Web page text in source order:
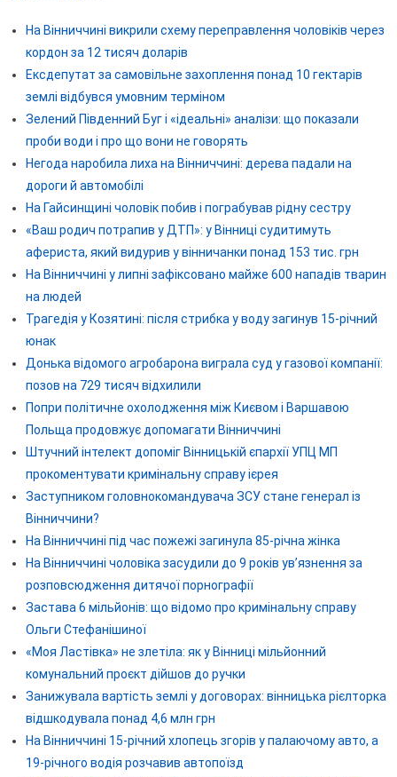
На Вінниччині викрили схему переправлення чоловіків через
кордон за 12 тисяч доларів
Ексдепутат за самовільне захоплення понад 10 гектарів
землі відбувся умовним терміном
Зелений Південний Буг і «ідеальні» аналізи: що показали
проби води і про що вони не говорять
Негода наробила лиха на Вінниччині: дерева падали на
дороги й автомобілі
На Гайсинщині чоловік побив і пограбував рідну сестру
«Ваш родич потрапив у ДТП»: у Вінниці судитимуть
афериста, який видурив у вінничанки понад 153 тис. грн
На Вінниччині у липні зафіксовано майже 600 нападів тварин
на людей
Трагедія у Козятині: після стрибка у воду загинув 15-річний
юнак
Донька відомого агробарона виграла суд у газової компанії:
позов на 729 тисяч відхилили
Попри політичне охолодження між Києвом і Варшавою
Польща продовжує допомагати Вінниччині
Штучний інтелект допоміг Вінницькій єпархії УПЦ МП
прокоментувати кримінальну справу ієрея
Заступником головнокомандувача ЗСУ стане генерал із
Вінниччини?
На Вінниччині під час пожежі загинула 85-річна жінка
На Вінниччині чоловіка засудили до 9 років ув’язнення за
розповсюдження дитячої порнографії
Застава 6 мільйонів: що відомо про кримінальну справу
Ольги Стефанішиної
«Моя Ластівка» не злетіла: як у Вінниці мільйонний
комунальний проєкт дійшов до ручки
Занижувала вартість землі у договорах: вінницька рієлторка
відшкодувала понад 4,6 млн грн
На Вінниччині 15-річний хлопець згорів у палаючому авто, а
19-річного водія розчавив автопоїзд